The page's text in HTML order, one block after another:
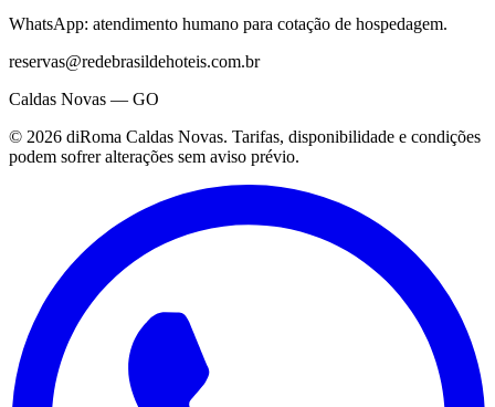
WhatsApp: atendimento humano para cotação de hospedagem.
reservas@redebrasildehoteis.com.br
Caldas Novas — GO
© 2026 diRoma Caldas Novas. Tarifas, disponibilidade e condições
podem sofrer alterações sem aviso prévio.